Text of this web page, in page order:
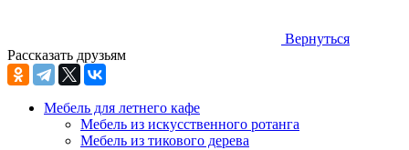
Вернуться
Рассказать друзьям
Мебель для летнего кафе
Мебель из искусственного ротанга
Мебель из тикового дерева